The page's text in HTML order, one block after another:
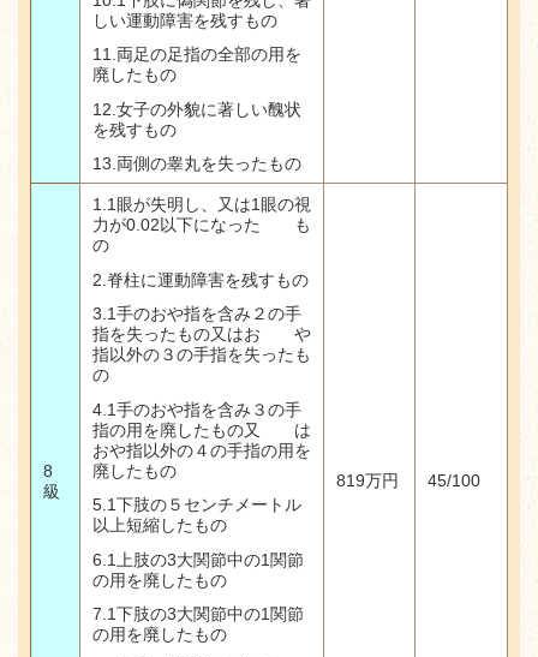
しい運動障害を残すもの
11. 両足の足指の全部の用を
廃したもの
12. 女子の外貌に著しい醜状
を残すもの
13. 両側の睾丸を失ったもの
8
級
1.1眼が失明し、又は1眼の視
力が0.02以下になった も
の
2. 脊柱に運動障害を残すもの
3.1手のおや指を含み２の手
指を失ったもの又はお や
指以外の３の手指を失ったも
の
4.1手のおや指を含み３の手
指の用を廃したもの又 は
おや指以外の４の手指の用を
廃したもの
5.1下肢の５センチメートル
以上短縮したもの
6.1
上肢の3大関節中の1 関節
の用を廃したもの
7.1下肢の3大関節中の1 関節
の用を廃したもの
819万円 45/100